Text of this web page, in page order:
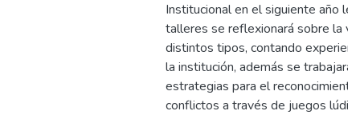
Institucional en el siguiente año
talleres se reflexionará sobre la
distintos tipos, contando
la institución, además se
estrategias para el
conflictos a través de juegos